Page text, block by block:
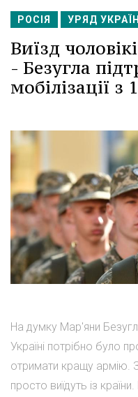
РОСІЯ УРЯД
Виїзд
- Безугла
мобілізації з
На думку Мар'яни
Україні потрібно було
отримати кращу армію.
просто виїдуть із